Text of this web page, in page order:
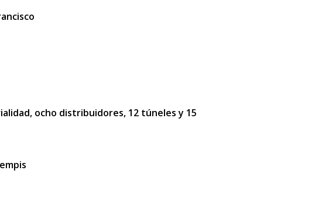
ocho distribuidores, 12 túneles y 15